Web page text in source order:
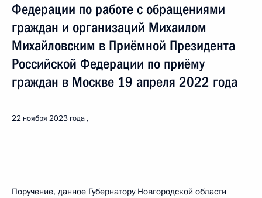
Федерации по работе с обращениями
граждан и организаций Михаилом
Михайловским в Приёмной Президента
Российской Федерации по приёму
граждан в Москве 19 апреля 2022 года
22 ноября 2023 года
Поручение, данное Губернатору Новгородской области